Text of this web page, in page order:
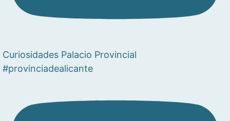
Curiosidades Palacio Provincial
#provinciadealicante